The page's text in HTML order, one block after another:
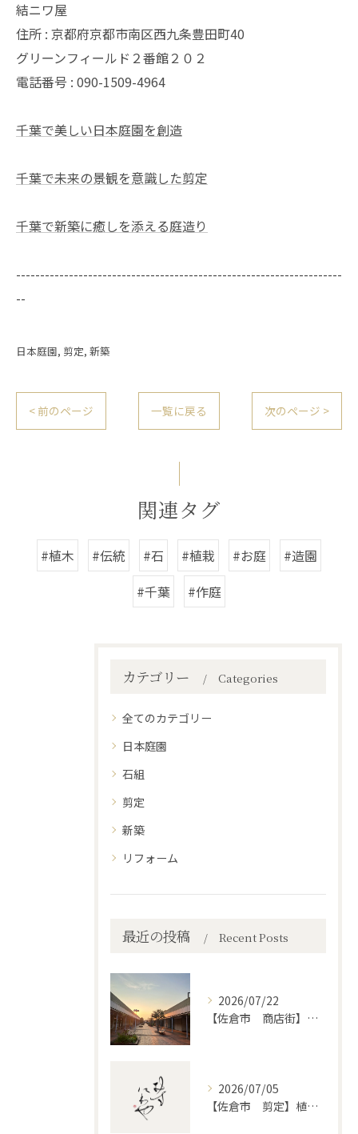
結ニワ屋
住所 : 京都府京都市南区西九条豊田町40
グリーンフィールド２番館２０２
電話番号 : 090-1509-4964
千葉で美しい日本庭園を創造
千葉で未来の景観を意識した剪定
千葉で新築に癒しを添える庭造り
--------------------------------------------------------------------
--
日本庭園 剪定 新築
< 前のページ 一覧に戻る 次のページ >
関連タグ
#植木 #伝統 #石 #植栽 #お庭
#造園
#千葉
#作庭
カテゴリー Categories
全てのカテゴリー
日本庭園
石組
剪定
新築
リフォーム
最近の投稿 Recent Posts
2026/07/22
【佐倉市 商店街】街路植木剪定
2026/07/05
【佐倉市 剪定】植木・庭木の剪定、プロに頼むとどう違うのか。